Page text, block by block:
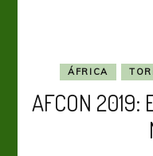
ÁFRICA
AFCON